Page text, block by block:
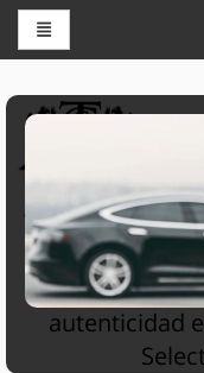
The Grand
hospitalidad
servicios
autenticidad